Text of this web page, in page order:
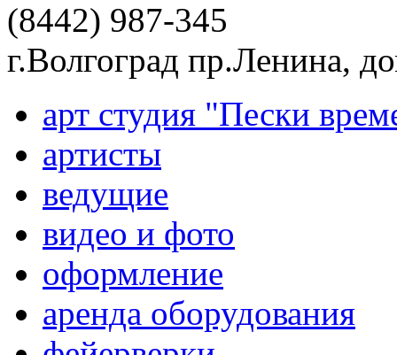
(8442) 987-345
г.Волгоград пр.Ленина,
арт студия "Пески
артисты
ведущие
видео и фото
оформление
аренда оборудования